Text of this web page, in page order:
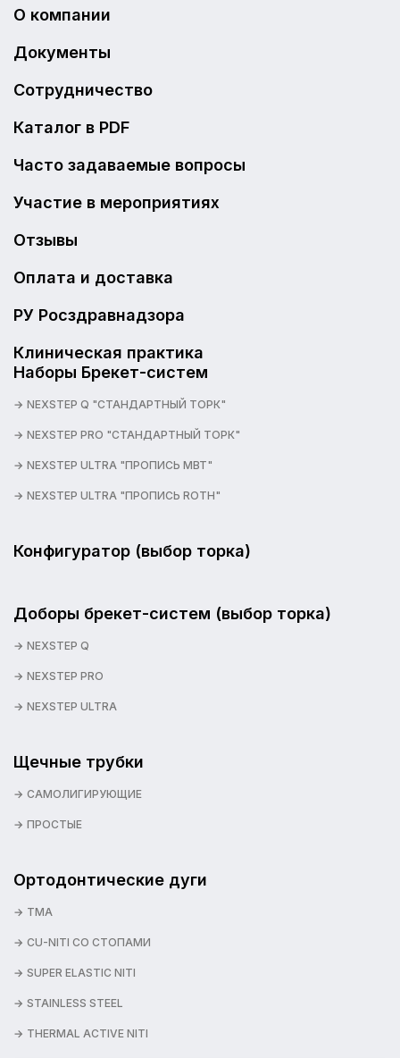
О компании
Документы
Сотрудничество
Каталог в PDF
Часто задаваемые вопросы
Участие в мероприятиях
Отзывы
Оплата и доставка
РУ Росздравнадзора
Клиническая практика
Наборы Брекет-систем
NEXSTEP Q "СТАНДАРТНЫЙ ТОРК"
NEXSTEP PRO "СТАНДАРТНЫЙ ТОРК"
NEXSTEP ULTRA "ПРОПИСЬ MBT"
NEXSTEP ULTRA "ПРОПИСЬ ROTH"
Конфигуратор (выбор торка)
Доборы брекет-систем (выбор торка)
NEXSTEP Q
NEXSTEP PRO
NEXSTEP ULTRA
Щечные трубки
САМОЛИГИРУЮЩИЕ
ПРОСТЫЕ
Ортодонтические дуги
TMA
CU-NITI СО СТОПАМИ
SUPER ELASTIC NITI
STAINLESS STEEL
THERMAL ACTIVE NITI